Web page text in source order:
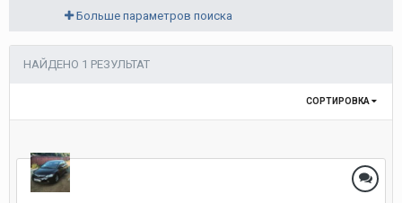
Больше параметров поиска
НАЙДЕНО 1 РЕЗУЛЬТАТ
СОРТИРОВКА